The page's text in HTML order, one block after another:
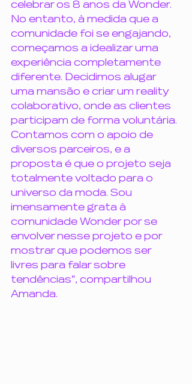
celebrar os 8 anos da Wonder.
No entanto, à medida que a
comunidade foi se engajando,
começamos a idealizar uma
experiência completamente
diferente. Decidimos alugar
uma mansão e criar um reality
colaborativo, onde as clientes
participam de forma voluntária.
Contamos com o apoio de
diversos parceiros, e a
proposta é que o projeto seja
totalmente voltado para o
universo da moda. Sou
imensamente grata à
comunidade Wonder por se
envolver nesse projeto e por
mostrar que podemos ser
livres para falar sobre
tendências", compartilhou
Amanda.